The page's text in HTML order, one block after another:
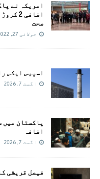
امريکہ نے
صحت
جولائی 27, 2022
اسپیس ایکس
اگست 7, 2026
اضافہ
اگست 7, 2026
فیصل قریشی